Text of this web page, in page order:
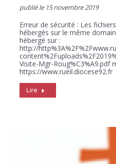
publié le 15 novembre 2019
Erreur de sécurité : Les
hébergés sur le même
hébergé sur :
http://
Visite-Mgr-Roug%C3%A9.pdf
https://www.rueil.diocese92.fr
Lire